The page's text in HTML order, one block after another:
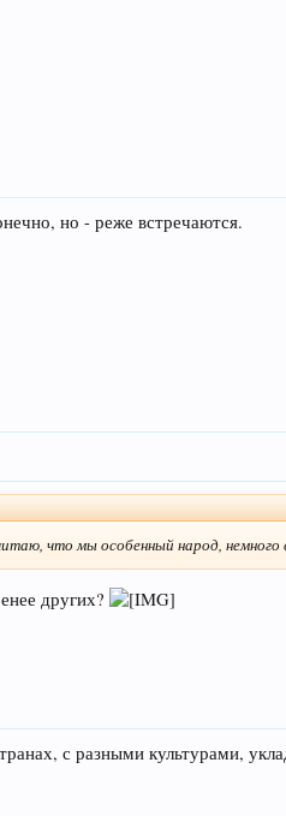
но - реже встречаются.
что мы особенный народ, немного
других?
с разными культурами,